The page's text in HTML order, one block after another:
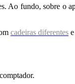
Ao fundo, sobre o
cadeiras diferentes